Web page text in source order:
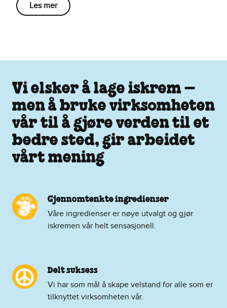
Les mer
Vi elsker å lage iskrem –
men å bruke virksomheten
vår til å gjøre verden til et
bedre sted, gir arbeidet
vårt mening
Gjennomtenkte ingredienser
Våre ingredienser er nøye utvalgt og gjør
iskremen vår helt sensasjonell.
Delt suksess
Vi har som mål å skape velstand for alle som er
tilknyttet virksomheten vår.